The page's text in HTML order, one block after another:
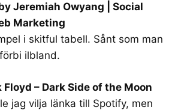
Jeremiah Owyang | Social
Marketing
i skitful tabell. Sånt som man
ilbland.
– Dark Side of the Moon
jag vilja länka till Spotify, men